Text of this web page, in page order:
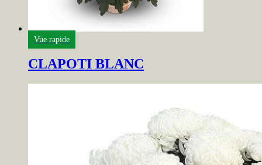
Vue rapide
CLAPOTI BLANC